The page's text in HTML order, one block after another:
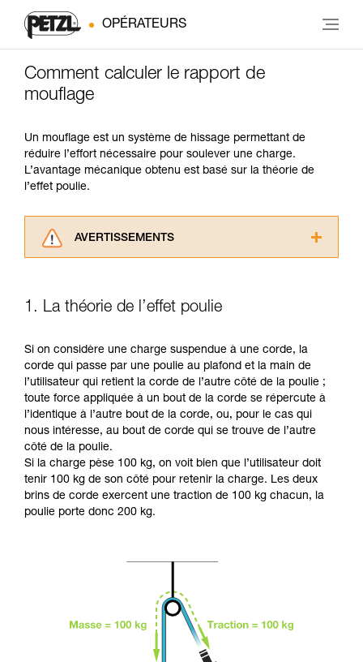
OPÉRATEURS
Comment calculer le rapport de
mouflage
Un mouflage est un système de hissage permettant de
réduire l’effort nécessaire pour soulever une charge.
L’avantage mécanique obtenu est basé sur la théorie de
l’effet poulie.
AVERTISSEMENTS
consulter. Vous devez avoir compris les
informations de la notice technique pour
d’informations.
Maîtriser ces techniques nécessite une
formation et un entraînement spécifique. Validez
avec un professionnel votre capacité à refaire
la manipulation, seul, en toute sécurité, avant
de la reproduire en autonomie.
Nous donnons des exemples de techniques
liées à votre activité. Il peut en exister d’autres
que nous ne décrivons pas ici.
1. La théorie de l’effet poulie
Si on considère une charge suspendue à une corde, la
corde qui passe par une poulie au plafond et la main de
l’utilisateur qui retient la corde de l’autre côté de la poulie ;
toute force appliquée à un bout de la corde se répercute à
l’identique à l’autre bout de la corde, ou, pour le cas qui
nous intéresse, au bout de corde qui se trouve de l’autre
côté de la poulie.
Si la charge pèse 100 kg, on voit bien que l’utilisateur doit
tenir 100 kg de son côté pour retenir la charge. Les deux
brins de corde exercent une traction de 100 kg chacun, la
poulie porte donc 200 kg.